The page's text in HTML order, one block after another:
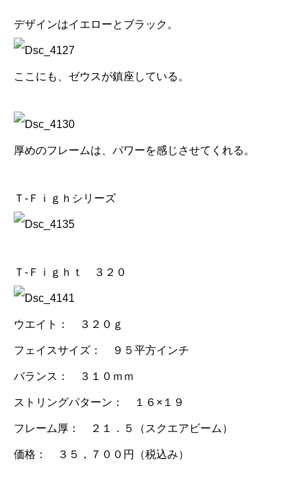
デザインはイエローとブラック。
ここにも、ゼウスが鎮座している。
厚めのフレームは、パワーを感じさせてくれる。
Ｔ-Ｆｉｇｈシリーズ
Ｔ-Ｆｉｇｈｔ ３２０
ウエイト： ３２０ｇ
フェイスサイズ： ９５平方インチ
バランス： ３１０ｍｍ
ストリングパターン： １６×１９
フレーム厚： ２１．５（スクエアビーム）
価格： ３５，７００円（税込み）